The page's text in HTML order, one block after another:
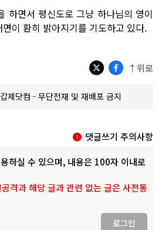
하면서 평신도로 그냥 하나님의 영이
이 환히 밝아지기를 기도하고 있다.
↑위로
닷컴 - 무단전재 및 재배포 금지
댓글쓰기 주의사항
하실 수 있으며, 내용은 100자 이내로
격과 해당 글과 관련 없는 글은 사전통
로그인